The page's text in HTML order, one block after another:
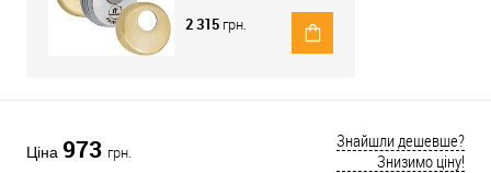
ME50/85X70/OS
овальний широкий
2 315 грн.
Ціна 973 грн.
Знайшли дешевше?
Знизимо ціну!